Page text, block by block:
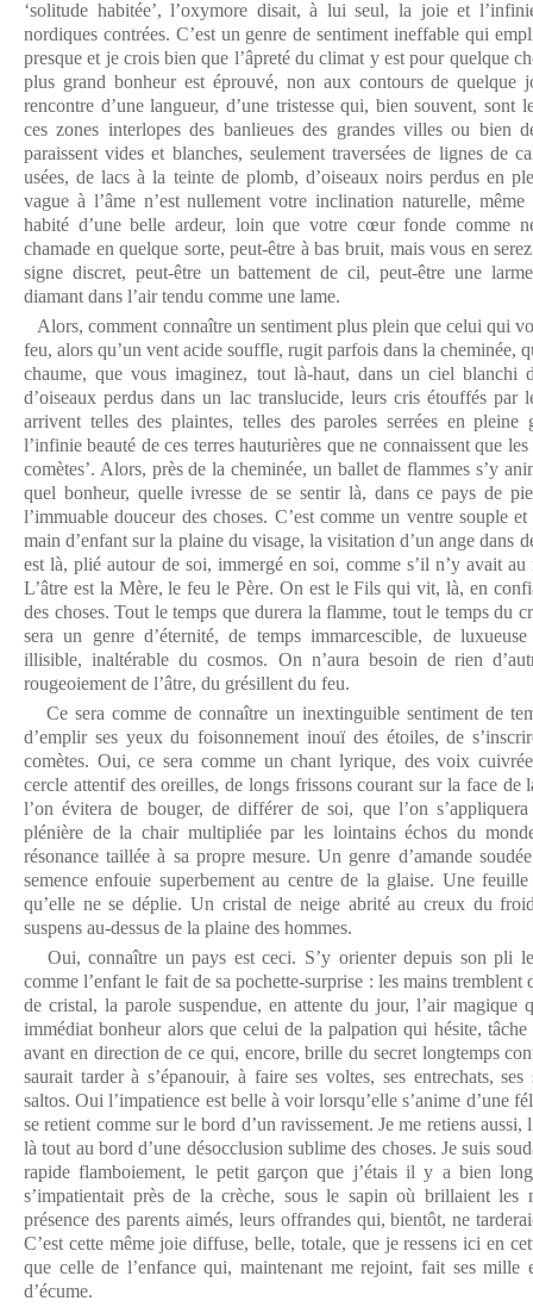
‘solitude habitée’, l’oxymore disait, à lui seul, la joie et
nordiques contrées. C’est un genre de sentiment ineffable qui
presque et je crois bien que l’âpreté du climat y est pour quelque
plus grand bonheur est éprouvé, non aux contours de quelque
rencontre d’une langueur, d’une tristesse qui, bien souvent, sont
ces zones interlopes des banlieues des grandes villes ou bien
paraissent vides et blanches, seulement traversées de lignes de
usées, de lacs à la teinte de plomb, d’oiseaux noirs perdus en
vague à l’âme n’est nullement votre inclination naturelle, même
habité d’une belle ardeur, loin que votre cœur fonde comme
chamade en quelque sorte, peut-être à bas bruit, mais vous en
signe discret, peut-être un battement de cil, peut-être une
diamant dans l’air tendu comme une lame.
Alors, comment connaître un sentiment plus plein que celui qui
feu, alors qu’un vent acide souffle, rugit parfois dans la cheminée,
chaume, que vous imaginez, tout là-haut, dans un ciel blanchi
d’oiseaux perdus dans un lac translucide, leurs cris étouffés par
arrivent telles des plaintes, telles des paroles serrées en
l’infinie beauté de ces terres hauturières que ne connaissent que
comètes’. Alors, près de la cheminée, un ballet de flammes s’y
quel bonheur, quelle ivresse de se sentir là, dans ce pays de
l’immuable douceur des choses. C’est comme un ventre souple et
main d’enfant sur la plaine du visage, la visitation d’un ange dans
est là, plié autour de soi, immergé en soi, comme s’il n’y avait
L’âtre est la Mère, le feu le Père. On est le Fils qui vit, là, en
des choses. Tout le temps que durera la flamme, tout le temps du
sera un genre d’éternité, de temps immarcescible, de luxueuse
illisible, inaltérable du cosmos. On n’aura besoin de rien
rougeoiement de l’âtre, du grésillent du feu.
Ce sera comme de connaître un inextinguible sentiment de
d’emplir ses yeux du foisonnement inouï des étoiles, de
comètes. Oui, ce sera comme un chant lyrique, des voix
cercle attentif des oreilles, de longs frissons courant sur la face de
l’on évitera de bouger, de différer de soi, que l’on
plénière de la chair multipliée par les lointains échos du
résonance taillée à sa propre mesure. Un genre d’amande
semence enfouie superbement au centre de la glaise. Une
qu’elle ne se déplie. Un cristal de neige abrité au creux du
suspens au-dessus de la plaine des hommes.
Oui, connaître un pays est ceci. S’y orienter depuis son pli
comme l’enfant le fait de sa pochette-surprise : les mains tremblent
de cristal, la parole suspendue, en attente du jour, l’air magique
immédiat bonheur alors que celui de la palpation qui hésite, tâche
avant en direction de ce qui, encore, brille du secret longtemps
saurait tarder à s’épanouir, à faire ses voltes, ses entrechats,
saltos. Oui l’impatience est belle à voir lorsqu’elle s’anime d’une
se retient comme sur le bord d’un ravissement. Je me retiens aussi,
là tout au bord d’une désocclusion sublime des choses. Je suis
rapide flamboiement, le petit garçon que j’étais il y a bien
s’impatientait près de la crèche, sous le sapin où brillaient
présence des parents aimés, leurs offrandes qui, bientôt, ne
C’est cette même joie diffuse, belle, totale, que je ressens ici en
que celle de l’enfance qui, maintenant me rejoint, fait ses mille
d’écume.